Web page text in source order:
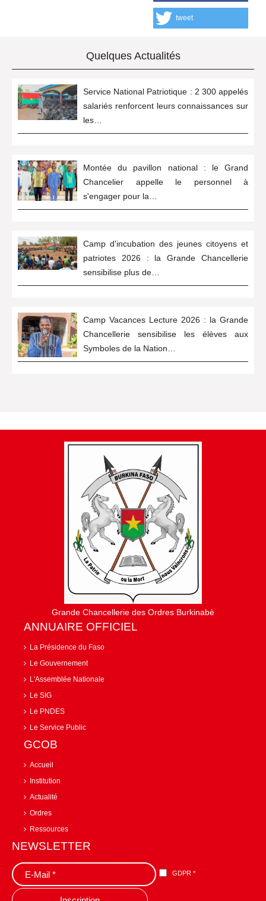
tweet
Quelques Actualités
Service National Patriotique : 2 300 appelés
salariés renforcent leurs connaissances sur
les…
Montée du pavillon national : le Grand
Chancelier appelle le personnel à
s'engager pour la…
Camp d'incubation des jeunes citoyens et
patriotes 2026 : la Grande Chancellerie
sensibilise plus de…
Camp Vacances Lecture 2026 : la Grande
Chancellerie sensibilise les élèves aux
Symboles de la Nation…
Grande Chancellerie des Ordres Burkinabè
ANNUAIRE OFFICIEL
La Présidence du Faso
Le Gouvernement
L'Assemblée Nationale
Le SIG
Le PNDES
Le Service Public
GCOB
Accueil
Institution
Actualité
Ordres
Ressources
NEWSLETTER
GDPR *